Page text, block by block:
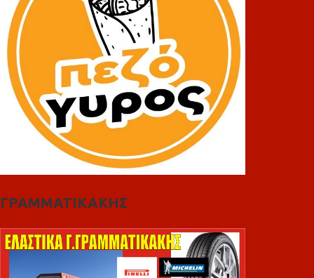
ΓΡΑΜΜΑΤΙΚΑΚΗΣ